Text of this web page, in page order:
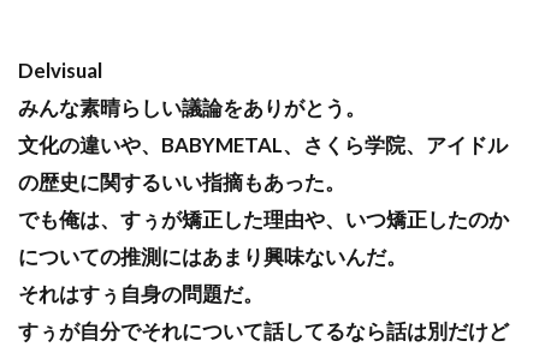
Delvisual
みんな素晴らしい議論をありがとう。
文化の違いや、BABYMETAL、さくら学院、アイドル
の歴史に関するいい指摘もあった。
でも俺は、すぅが矯正した理由や、いつ矯正したのか
についての推測にはあまり興味ないんだ。
それはすぅ自身の問題だ。
すぅが自分でそれについて話してるなら話は別だけど